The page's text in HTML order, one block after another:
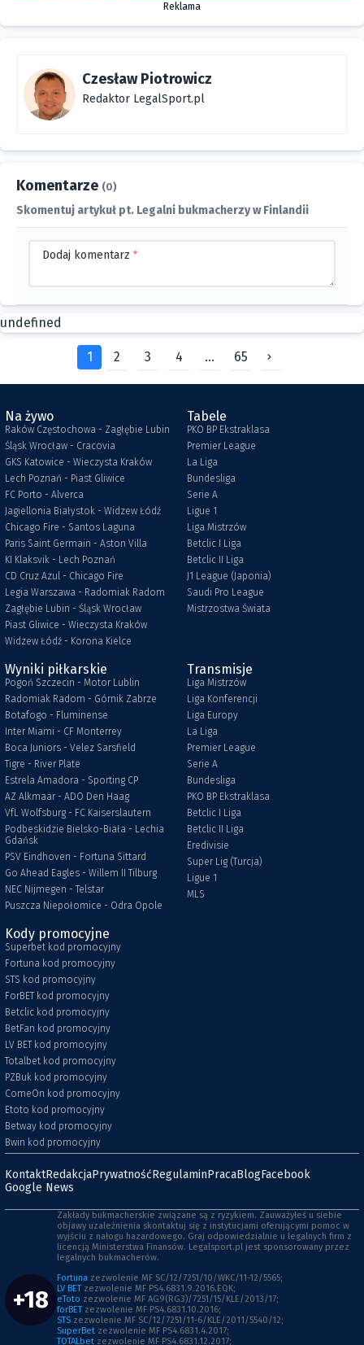
Reklama
Czesław Piotrowicz
Redaktor LegalSport.pl
Komentarze (0)
Skomentuj artykuł pt. Legalni bukmacherzy w Finlandii
Dodaj komentarz *
undefined
1 2 3 4 ... 65
Na żywo
Raków Częstochowa - Zagłębie Lubin
Śląsk Wrocław - Cracovia
GKS Katowice - Wieczysta Kraków
Lech Poznań - Piast Gliwice
FC Porto - Alverca
Jagiellonia Białystok - Widzew Łódź
Chicago Fire - Santos Laguna
Paris Saint Germain - Aston Villa
KI Klaksvik - Lech Poznań
CD Cruz Azul - Chicago Fire
Legia Warszawa - Radomiak Radom
Zagłębie Lubin - Śląsk Wrocław
Piast Gliwice - Wieczysta Kraków
Widzew Łódź - Korona Kielce
Tabele
PKO BP Ekstraklasa
Premier League
La Liga
Bundesliga
Serie A
Ligue 1
Liga Mistrzów
Betclic I Liga
Betclic II Liga
J1 League (Japonia)
Saudi Pro League
Mistrzostwa Świata
Wyniki piłkarskie
Pogoń Szczecin - Motor Lublin
Radomiak Radom - Górnik Zabrze
Botafogo - Fluminense
Inter Miami - CF Monterrey
Boca Juniors - Velez Sarsfield
Tigre - River Plate
Estrela Amadora - Sporting CP
AZ Alkmaar - ADO Den Haag
VfL Wolfsburg - FC Kaiserslautern
Podbeskidzie Bielsko-Biała - Lechia
Gdańsk
PSV Eindhoven - Fortuna Sittard
Go Ahead Eagles - Willem II Tilburg
NEC Nijmegen - Telstar
Puszcza Niepołomice - Odra Opole
Transmisje
Liga Mistrzów
Liga Konferencji
Liga Europy
La Liga
Premier League
Serie A
Bundesliga
PKO BP Ekstraklasa
Betclic I Liga
Betclic II Liga
Eredivisie
Super Lig (Turcja)
Ligue 1
MLS
Kody promocyjne
Superbet kod promocyjny
Fortuna kod promocyjny
STS kod promocyjny
ForBET kod promocyjny
Betclic kod promocyjny
BetFan kod promocyjny
LV BET kod promocyjny
Totalbet kod promocyjny
PZBuk kod promocyjny
ComeOn kod promocyjny
Etoto kod promocyjny
Betway kod promocyjny
Bwin kod promocyjny
KontaktRedakcjaPrywatnośćRegulaminPracaBlogFacebook
Google News
+18
Zakłady bukmacherskie związane są z ryzykiem. Zauważyłeś u siebie
objawy uzależnienia skontaktuj się z instytucjami oferującymi pomoc w
wyjściu z nałogu hazardowego. Graj odpowiedzialnie u legalnych firm z
licencją Ministerstwa Finansów. Legalsport.pl jest sponsorowany przez
legalnych bukmacherów.
Fortuna zezwolenie MF SC/12/7251/10/WKC/11-12/5565;
LV BET zezwolenie MF PS4.6831.9.2016.EQK;
eToto zezwolenie MF AG9(RG3)/7251/15/KLE/2013/17;
forBET zezwolenie MF PS4.6831.10.2016;
STS zezwolenie MF SC/12/7251/11-6/KLE/2011/5540/12;
SuperBet zezwolenie MF PS4.6831.4.2017;
TOTALbet zezwolenie MF PS4.6831.12.2017;